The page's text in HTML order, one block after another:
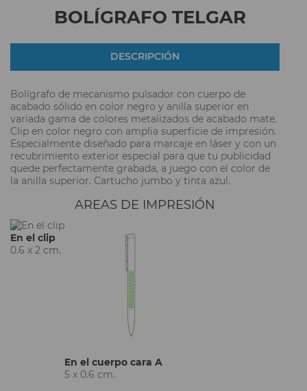
BOLÍGRAFO TELGAR
DESCRIPCIÓN
Bolígrafo de mecanismo pulsador con cuerpo de
acabado sólido en color negro y anilla superior en
variada gama de colores metalizados de acabado mate.
Clip en color negro con amplia superficie de impresión.
Especialmente diseñado para marcaje en láser y con un
recubrimiento exterior especial para que tu publicidad
quede perfectamente grabada, a juego con el color de
la anilla superior. Cartucho jumbo y tinta azul.
AREAS DE IMPRESIÓN
En el clip
0.6 x 2 cm.
En el cuerpo cara A
5 x 0.6 cm.